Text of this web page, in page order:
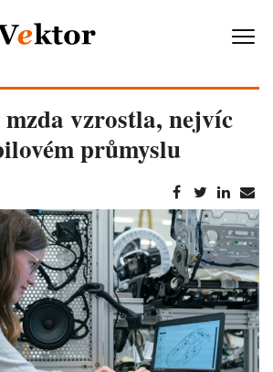
vzrostla, nejvíc
průmyslu